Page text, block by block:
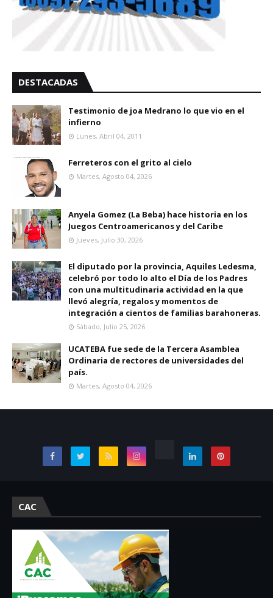
DESTACADAS
Testimonio de joa Medrano lo que vio en el
infierno
Lunes, Abril 04, 2011
Ferreteros con el grito al cielo
Martes, Agosto 04, 2026
Anyela Gomez (La Beba) hace historia en los
Juegos Centroamericanos y del Caribe
Jueves, Julio 30, 2026
El diputado por la provincia, Aquiles Ledesma,
celebró por todo lo alto el Día de los Padres
con una multitudinaria actividad en la que
llevó alegría, regalos y momentos de
integración a cientos de familias barahoneras.
Sábado, Julio 25, 2026
UCATEBA fue sede de la Tercera Asamblea
Ordinaria de rectores de universidades del
país.
Martes, Agosto 04, 2026
CAC